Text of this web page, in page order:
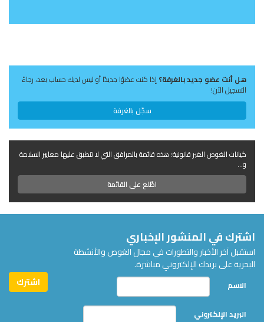
هل أنت عضو جديد بالغرفة؟إذا كنت عضوًا جديدًا أو ليس لديك حساب بعد، رجاءً
التسجيل الآن!
سجّل بالغرفة
كيانات الغوص الغير قانونية؛ هذه قائمة بالمرافق التي لا تنطبق عليها معايير السلامة
و...
اطّلع على القائمة
اشترك في المنشور الإخباري
استقبل آخر الأخبار والتطورات في مجال الغوص والأنشطة
البحرية على بريدك الإلكتروني مباشرة.
الاسم
البريد الإلكتروني